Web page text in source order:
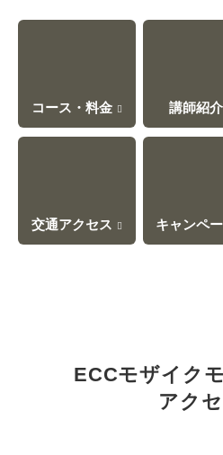
コース・料金 講師紹介
交通アクセス キャンペ
ECCモザイク
アク